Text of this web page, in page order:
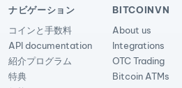
ナビゲーション
コインと手数料
API documentation
紹介プログラム
特典
BITCOINVN
About us
Integrations
OTC Trading
Bitcoin ATMs